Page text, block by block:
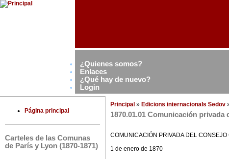
¿Quienes somos?
Enlaces
¿Qué hay de nuevo?
Login
Página principal
Carteles de las Comunas
de París y Lyon (1870-1871)
Principal » Edicions internacionals Sedov
1870.01.01 Comunicación
COMUNICACIÓN PRIVADA DEL
1 de enero de 1870